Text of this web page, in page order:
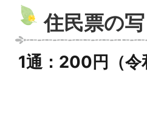
住民票の
1通：200円（令